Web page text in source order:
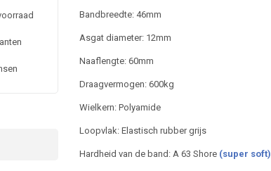
Bandbreedte: 46mm
Asgat diameter: 12mm
Naaflengte: 60mm
Draagvermogen: 600kg
Wielkern: Polyamide
Loopvlak: Elastisch rubber grijs
Hardheid van de band: A 63 Shore (super soft)